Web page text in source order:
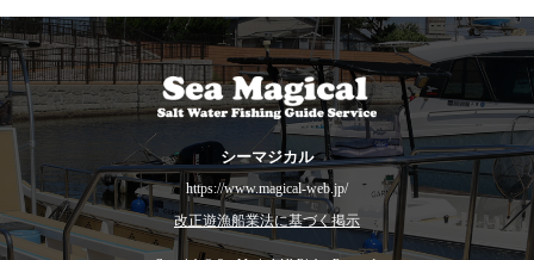
シーマジカル
https://www.magical-web.jp/
改正遊漁船業法に基づく掲示